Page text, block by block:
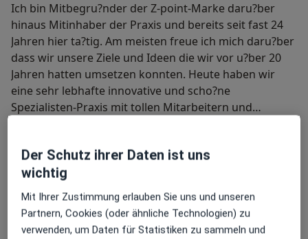
Ich bin Mitbegru?nder der Z-point-Marke daru?ber
hinaus Mitinhaber der Praxis und bereits seit fast 24
Jahren hier ta?tig. Am meisten freue ich mich daru?ber
dass wir unsere Ziele und Ideen die wir vor u?ber 20
Jahren hatten umsetzen konnten. Heute haben wir
eine sehr lebhafte innovative und scho?ne
Spezialisten-Praxis mit tollen Mitarbeitern und
Vita
Studium in Mu?nster
1989 Staatsexamen
Der Schutz ihrer Daten ist uns
wichtig
Mit Ihrer Zustimmung erlauben Sie uns und unseren
Partnern, Cookies (oder ähnliche Technologien) zu
verwenden, um Daten für Statistiken zu sammeln und